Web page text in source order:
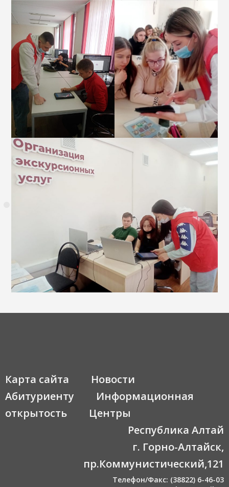
Карта сайта
Новости
Абитуриенту
Информационная
открытость
Центры
Республика Алтай
г. Горно-Алтайск,
пр.Коммунистический,121
Телефон/Факс: (38822) 6-46-03